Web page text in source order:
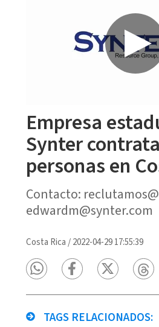
Empresa
Synter
personas en
Contacto:
edwardm@synter.com
Costa Rica /2022-04-29 17:55:39
TAGS RELACIONADOS: